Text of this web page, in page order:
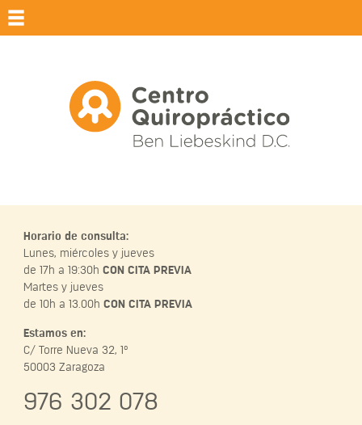
Horario de consulta:
Lunes, miércoles y jueves
de 17h a 19:30h CON CITA PREVIA
Martes y jueves
de 10h a 13.00h CON CITA PREVIA
Estamos en:
C/ Torre Nueva 32, 1º
50003 Zaragoza
976 302 078